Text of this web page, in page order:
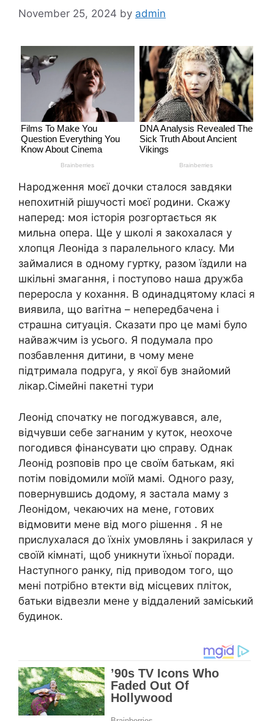
November 25, 2024 by admin
Народження моєї дочки сталося завдяки
непохитній рішучості моєї родини. Скажу
наперед: моя історія розгортається як
мильна опера. Ще у школі я закохалася у
хлопця Леоніда з паралельного класу. Ми
займалися в одному гуртку, разом їздили на
шкільні змагання, і поступово наша дружба
переросла у кохання. В одинадцятому класі я
виявила, що ваrітна – непередбачена і
страшна ситуація. Сказати про це мамі було
найважчим із усього. Я подумала про
позбавлення дитини, в чому мене
підтримала подруга, у якої був знайомий
лікар.Сімейні пакетні тури
Леонід спочатку не погоджувався, але,
відчувши себе загнаним у куток, неохоче
погодився фінансувати цю справу. Однак
Леонід розповів про це своїм батькам, які
потім повідомили моїй мамі. Одного разу,
повернувшись додому, я застала маму з
Леонідом, чекаючих на мене, готових
відмовити мене від мого рішення . Я не
прислухалася до їхніх умовлянь і закрилася у
своїй кімнаті, щоб уникнути їхньої поради.
Наступного ранку, під приводом того, що
мені потрібно втекти від місцевих пліток,
батьки відвезли мене у віддалений заміський
будинок.